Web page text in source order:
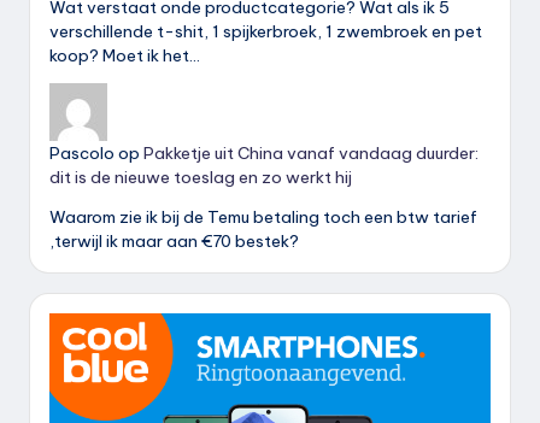
Wat verstaat onde productcategorie? Wat als ik 5
verschillende t-shit, 1 spijkerbroek, 1 zwembroek en pet
koop? Moet ik het…
Pascolo op Pakketje uit China vanaf vandaag duurder:
dit is de nieuwe toeslag en zo werkt hij
Waarom zie ik bij de Temu betaling toch een btw tarief
,terwijl ik maar aan €70 bestek?